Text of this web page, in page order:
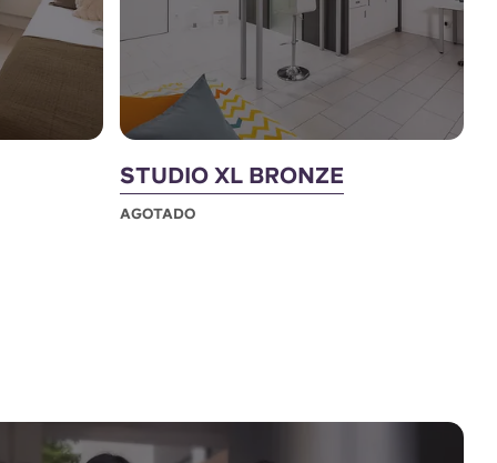
STUDIO XL BRONZE
AGOTADO